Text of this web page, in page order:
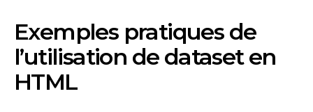
Exemples pratiques de
l’utilisation de dataset en
HTML